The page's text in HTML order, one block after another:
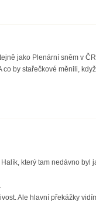
jako Plenární sněm v
by stařečkové měnili,
který tam nedávno
Ale hlavní překážky